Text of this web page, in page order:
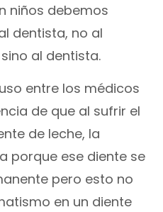
niños debemos
dentista, no al
al dentista.
entre los médicos
de que al sufrir el
de leche, la
porque ese diente se
pero esto no
en un diente